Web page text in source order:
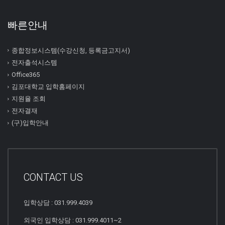
빠른안내
종합정보시스템(수강신청, 등록금고지서)
전자출석시스템
Office365
김포대학교 입학홈페이지
지원율 조회
전자결재
(구)입학안내
CONTACT US
입학상담 : 031.999.4039
외국인 입학상담 : 031.999.4011~2